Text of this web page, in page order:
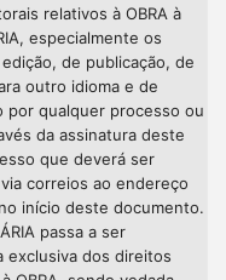
relativos à OBRA à
especialmente os
de publicação, de
outro idioma e de
por qualquer processo ou
da assinatura deste
que deverá ser
correios ao endereço
início deste documento.
passa a ser
exclusiva dos direitos